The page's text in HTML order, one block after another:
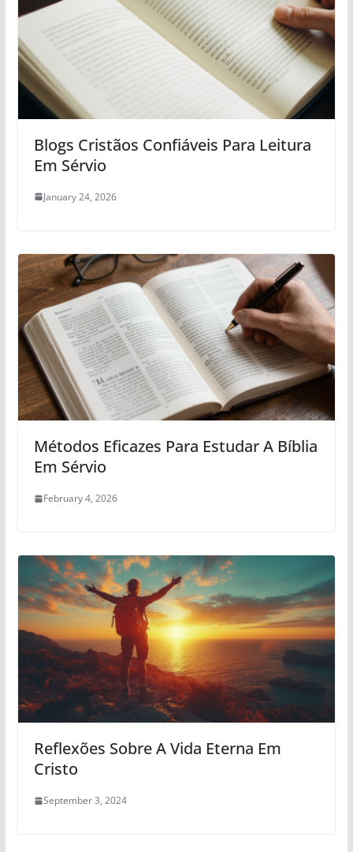
Blogs Cristãos Confiáveis Para Leitura
Em Sérvio
January 24, 2026
Métodos Eficazes Para Estudar A Bíblia
Em Sérvio
February 4, 2026
Reflexões Sobre A Vida Eterna Em
Cristo
September 3, 2024